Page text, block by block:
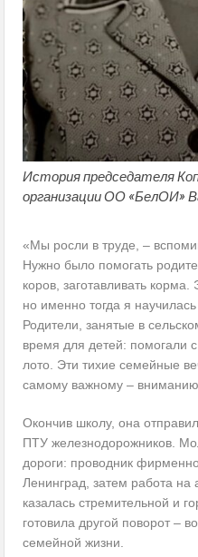
История председателя
организации ОО «БелОИ»
«Мы росли в труде, –
Нужно было помогать
коров, заготавливать
но именно тогда я
Родители, занятые в
время для детей: помогали
лото. Эти тихие семейные
самому важному –
Окончив школу, она
ПТУ железнодорожников.
дороги: проводник
Ленинград, затем работа
казалась стремительной и
готовила другой поворот –
семейной жизни.